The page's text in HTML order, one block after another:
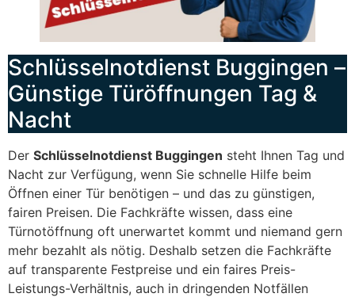
Schlüsselnotdienst Buggingen –
Günstige Türöffnungen Tag &
Nacht
Der Schlüsselnotdienst Buggingen steht Ihnen Tag und
Nacht zur Verfügung, wenn Sie schnelle Hilfe beim
Öffnen einer Tür benötigen – und das zu günstigen,
fairen Preisen. Die Fachkräfte wissen, dass eine
Türnotöffnung oft unerwartet kommt und niemand gern
mehr bezahlt als nötig. Deshalb setzen die Fachkräfte
auf transparente Festpreise und ein faires Preis-
Leistungs-Verhältnis, auch in dringenden Notfällen